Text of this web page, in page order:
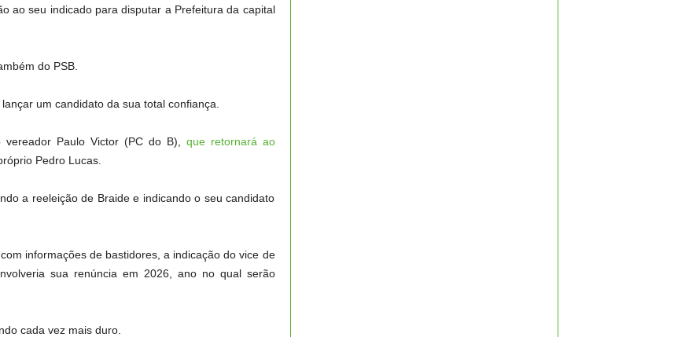
ao seu indicado para disputar a Prefeitura da capital
do PSB.
um candidato da sua total confiança.
Paulo Victor (PC do B), que retornará ao
Pedro Lucas.
a reeleição de Braide e indicando o seu candidato
informações de bastidores, a indicação do vice de
sua renúncia em 2026, ano no qual serão
cada vez mais duro.